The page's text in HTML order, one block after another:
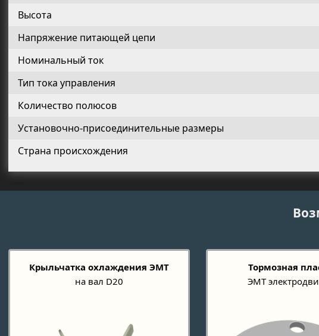
Высота
Напряжение питающей цепи
Номинальный ток
Тип тока управления
Количество полюсов
Установочно-присоединительные размеры
Страна происхождения
Крыльчатка охлаждения ЭМТ
на вал D20
Тормозная
ЭМТ